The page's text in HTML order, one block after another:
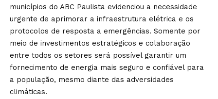
municípios do ABC Paulista evidenciou a necessidade
urgente de aprimorar a infraestrutura elétrica e os
protocolos de resposta a emergências. Somente por
meio de investimentos estratégicos e colaboração
entre todos os setores será possível garantir um
fornecimento de energia mais seguro e confiável para
a população, mesmo diante das adversidades
climáticas.